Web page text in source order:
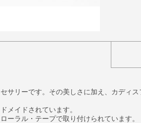
サリーです。その美しさに加え、カディ
メイドされています。
ーラル・テープで取り付けられています。